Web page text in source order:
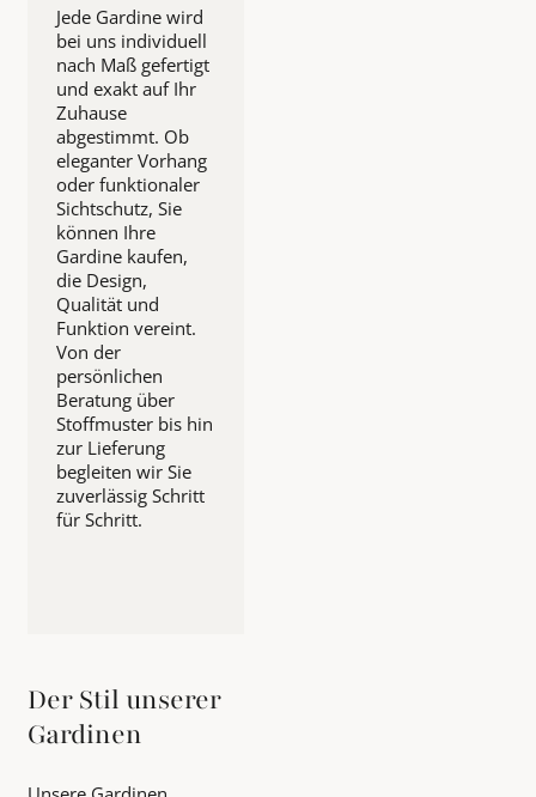
Jede Gardine wird
bei uns individuell
nach Maß gefertigt
und exakt auf Ihr
Zuhause
abgestimmt. Ob
eleganter Vorhang
oder funktionaler
Sichtschutz, Sie
können Ihre
Gardine kaufen,
die Design,
Qualität und
Funktion vereint.
Von der
persönlichen
Beratung über
Stoffmuster bis hin
zur Lieferung
begleiten wir Sie
zuverlässig Schritt
für Schritt.
Der Stil unserer
Gardinen